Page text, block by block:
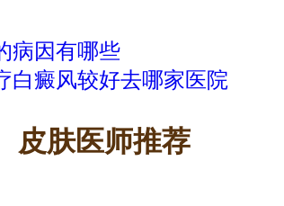
病因有哪些
白癜风较好去哪家医院
皮肤医师推荐